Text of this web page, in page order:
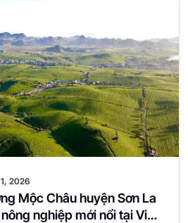
2026
Mộc Châu huyện Sơn La
nghiệp mới nổi tại Việt